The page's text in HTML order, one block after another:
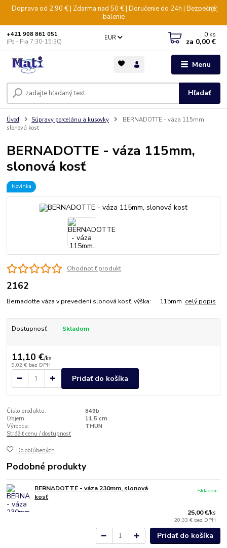
Doprava od 2,90 € | Zdarma nad 50 € | Doručenie do 24h | Bezpečné
balenie
Menu
EUR
Hľadať
+421 908 861 051
(Po - Pia 7:30-15:30)
0 ks
za 0,00 €
Úvod Súpravy porcelánu a kusovky
BERNADOTTE - váza 115mm,
slonová kosť
BERNADOTTE - váza 115mm,
slonová kosť
Novinka
Ohodnotiť produkt
2162
Bernadotte váza v prevedení slonová kosť. výška: 115mm celý popis
Dostupnosť Skladom
11,10 €/ks
9,02 € bez DPH
Pridať do košíka
Číslo produktu:
849b
Objem:
11,5 cm
Výrobca:
THUN
Strážiť cenu / dostupnosť
Do obľúbených
Podobné produkty
BERNADOTTE - váza 230mm, slonová
kosť
25,00 €/ks
20,33 € bez DPH
Skladom
Pridať do košíka